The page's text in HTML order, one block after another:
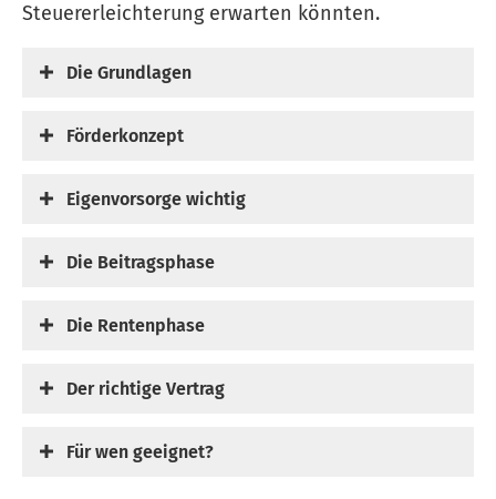
Steuererleichterung erwarten könnten.
Die Grundlagen
Förderkonzept
Eigenvorsorge wichtig
Die Beitragsphase
Die Rentenphase
Der richtige Vertrag
Für wen geeignet?